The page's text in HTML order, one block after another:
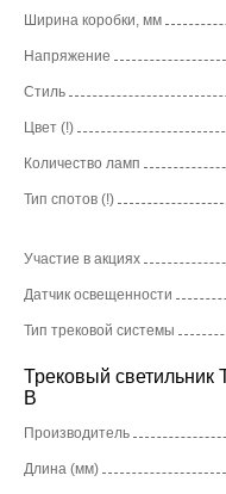
Ширина коробки, мм
Напряжение
Стиль
Цвет (!)
Количество ламп
Тип спотов (!)
Участие в акциях
Датчик освещенности
Тип трековой системы
Трековый светильник
B
Производитель
Длина (мм)